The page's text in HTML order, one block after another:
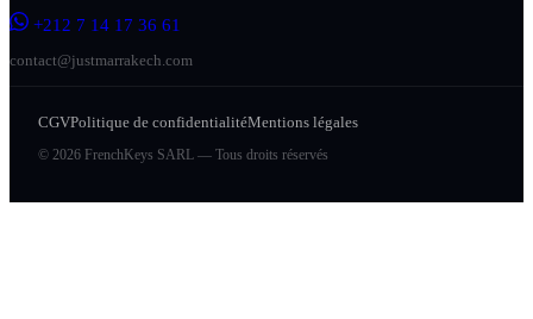
+212 7 14 17 36 61
contact@justmarrakech.com
CGVPolitique de confidentialitéMentions légales
© 2026 FrenchKeys SARL — Tous droits réservés